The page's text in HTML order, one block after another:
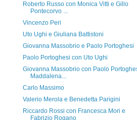
Roberto Russo con Monica Vitti e Gillo
Pontecorvo ...
Vincenzo Peri
Uto Ughi e Giuliana Battistoni
Giovanna Massobrio e Paolo Portoghesi
Paolo Portoghesi con Uto Ughi
Giovanna Massobrio con Paolo
Maddalena...
Carlo Massimo
Valerio Merola e Benedetta Parigini
Riccardo Rossi con Francesca Mori e
Fabrizio Rogano